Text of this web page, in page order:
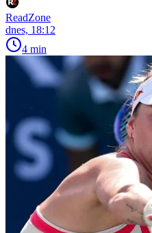
ReadZone
dnes, 18:12
4 min